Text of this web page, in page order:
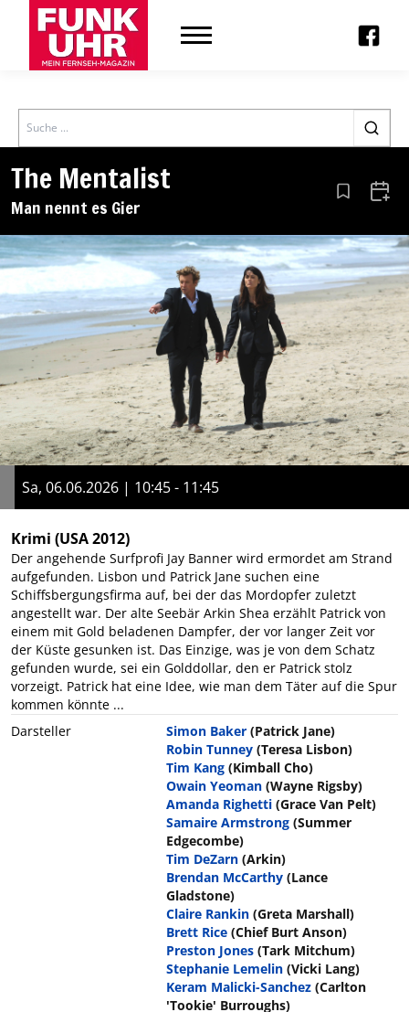
Search
The Mentalist
Man nennt es Gier Aus den
Sa, 06.06.2026 | 10:45 - 11:45
Krimi (USA 2012)
Der angehende Surfprofi Jay Banner wird ermordet am Strand
aufgefunden. Lisbon und Patrick Jane suchen eine
Schiffsbergungsfirma auf, bei der das Mordopfer zuletzt
angestellt war. Der alte Seebär Arkin Shea erzählt Patrick von
einem mit Gold beladenen Dampfer, der vor langer Zeit vor
der Küste gesunken ist. Das Einzige, was je von dem Schatz
gefunden wurde, sei ein Golddollar, den er Patrick stolz
vorzeigt. Patrick hat eine Idee, wie man dem Täter auf die Spur
kommen könnte ...
Darsteller
Simon Baker (Patrick Jane)
Robin Tunney (Teresa Lisbon)
Tim Kang (Kimball Cho)
Owain Yeoman (Wayne Rigsby)
Amanda Righetti (Grace Van Pelt)
Samaire Armstrong (Summer
Edgecombe)
Tim DeZarn (Arkin)
Brendan McCarthy (Lance
Gladstone)
Claire Rankin (Greta Marshall)
Brett Rice (Chief Burt Anson)
Preston Jones (Tark Mitchum)
Stephanie Lemelin (Vicki Lang)
Keram Malicki-Sanchez (Carlton
'Tookie' Burroughs)